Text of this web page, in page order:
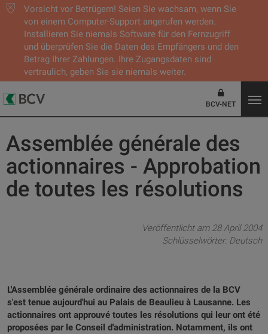
Vorsicht vor Betrügern! Seien Sie wachsam, wenn Sie
von einem Computer-Support angerufen werden.
Installieren Sie niemals Software für den Fernzugriff
und überprüfen Sie die Daten des Empfängers und den
Betrag Ihrer Zahlungen. Ihre Zugangsdaten sind
vertraulich, geben Sie sie niemals weiter.
BCV-NET
Assemblée générale des
actionnaires - Approbation
de toutes les résolutions
Veröffentlicht am 28 April 2004
Schlüsselwörter: Deutsch
L'Assemblée générale ordinaire des actionnaires de la BCV
s'est tenue aujourd'hui au Palais de Beaulieu à Lausanne. Les
actionnaires ont approuvé toutes les résolutions qui leur ont été
proposées par le Conseil d'administration. Notamment, ils ont